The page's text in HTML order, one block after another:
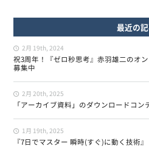
最近の
2月 19th, 2024
祝3周年！『ゼロ秒思考』赤羽雄二のオ
募集中
2月 20th, 2025
「アーカイブ資料」のダウンロードコン
1月 19th, 2025
『7日でマスター 瞬時(すぐ)に動く技術』